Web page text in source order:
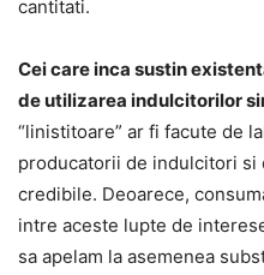
cantitati.
Cei care inca sustin
de utilizarea indulcitorilor
“linistitoare” ar fi facute de
producatorii de indulcitori si
credibile. Deoarece,
intre aceste lupte de
sa apelam la asemenea